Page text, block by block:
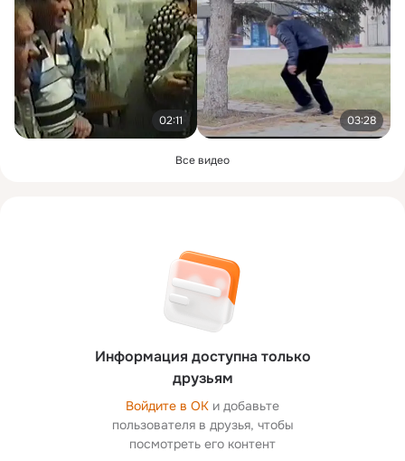
02:11 03:28
Все видео
Информация доступна только
друзьям
Войдите в ОК и добавьте
пользователя в друзья, чтобы
посмотреть его контент